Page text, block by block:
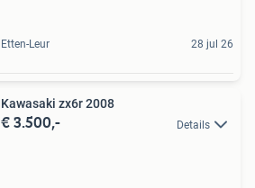
Etten-Leur 28 jul 26
Kawasaki zx6r 2008
€ 3.500,- Details